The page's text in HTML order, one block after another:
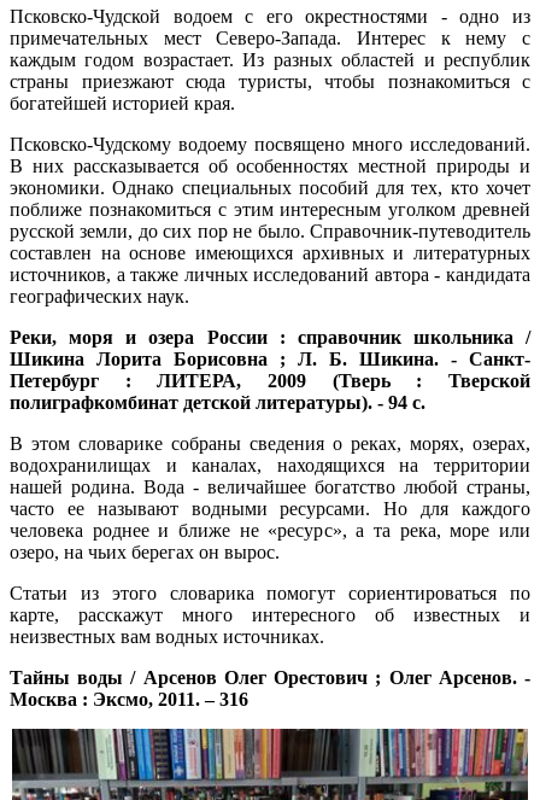
Псковско-Чудской водоем с его окрестностями - одно из
примечательных мест Северо-Запада. Интерес к нему с
каждым годом возрастает. Из разных областей и республик
страны приезжают сюда туристы, чтобы познакомиться с
богатейшей историей края.
Псковско-Чудскому водоему посвящено много исследований.
В них рассказывается об особенностях местной природы и
экономики. Однако специальных пособий для тех, кто хочет
поближе познакомиться с этим интересным уголком древней
русской земли, до сих пор не было. Справочник-путеводитель
составлен на основе имеющихся архивных и литературных
источников, а также личных исследований автора - кандидата
географических наук.
Реки, моря и озера России : справочник школьника /
Шикина Лорита Борисовна ; Л. Б. Шикина. - Санкт-
Петербург : ЛИТЕРА, 2009 (Тверь : Тверской
полиграфкомбинат детской литературы). - 94 с.
В этом словарике собраны сведения о реках, морях, озерах,
водохранилищах и каналах, находящихся на территории
нашей родина. Вода - величайшее богатство любой страны,
часто ее называют водными ресурсами. Но для каждого
человека роднее и ближе не «ресурс», а та река, море или
озеро, на чьих берегах он вырос.
Статьи из этого словарика помогут сориентироваться по
карте, расскажут много интересного об известных и
неизвестных вам водных источниках.
Тайны воды / Арсенов Олег Орестович ; Олег Арсенов. -
Москва : Эксмо, 2011. – 316